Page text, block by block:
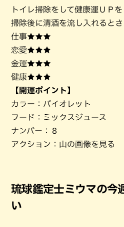
トイレ掃除をして健康運ＵＰを
掃除後に清酒を流し入れると
仕事★★★
恋愛★★★
金運★★★
健康★★★
【開運ポイント】
カラー：バイオレット
フード：ミックスジュース
ナンバー：８
アクション：山の画像を見る
琉球鑑定士ミウマの今
い